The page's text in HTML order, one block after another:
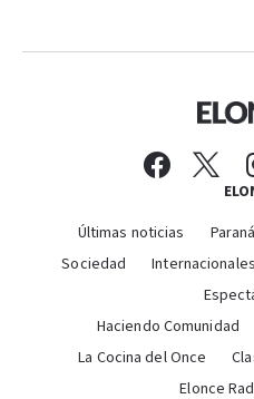
Últimas noticias Paraná
Sociedad
Internacionales
Haciendo Comunidad
La Cocina del Once
Elonce